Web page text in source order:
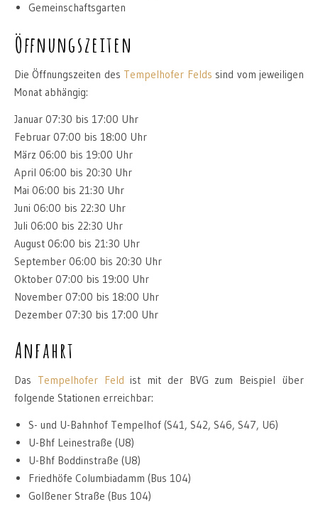
Gemeinschaftsgarten
Öffnungszeiten
Die Öffnungszeiten des Tempelhofer Felds sind vom jeweiligen
Monat abhängig:
Januar 07:30 bis 17:00 Uhr
Februar 07:00 bis 18:00 Uhr
März 06:00 bis 19:00 Uhr
April 06:00 bis 20:30 Uhr
Mai 06:00 bis 21:30 Uhr
Juni 06:00 bis 22:30 Uhr
Juli 06:00 bis 22:30 Uhr
August 06:00 bis 21:30 Uhr
September 06:00 bis 20:30 Uhr
Oktober 07:00 bis 19:00 Uhr
November 07:00 bis 18:00 Uhr
Dezember 07:30 bis 17:00 Uhr
Anfahrt
Das Tempelhofer Feld ist mit der BVG zum Beispiel über
folgende Stationen erreichbar:
S- und U-Bahnhof Tempelhof (S41, S42, S46, S47, U6)
U-Bhf Leinestraße (U8)
U-Bhf Boddinstraße (U8)
Friedhöfe Columbiadamm (Bus 104)
Golßener Straße (Bus 104)